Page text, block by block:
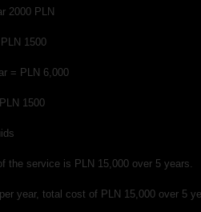
2000 PLN
1500
= PLN 6,000
1500
the service is PLN 15,000 over 5 years.
year, total cost of PLN 15,000 over 5